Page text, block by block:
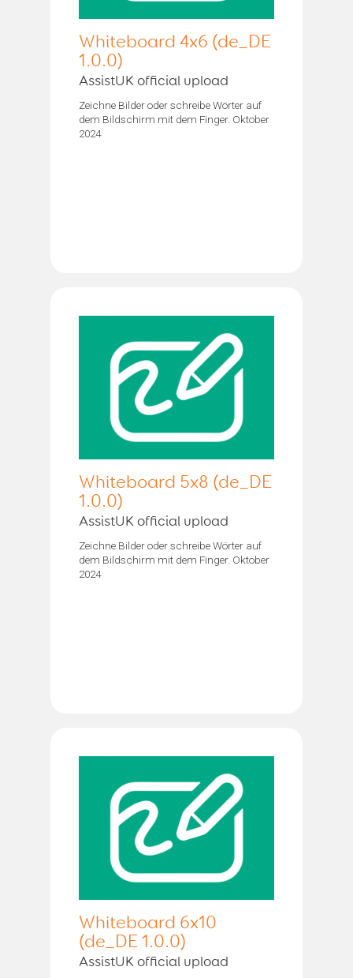
Whiteboard 4x6 (de_DE
1.0.0)
AssistUK official upload
Zeichne Bilder oder schreibe Wörter auf
dem Bildschirm mit dem Finger. Oktober
2024
Whiteboard 5x8 (de_DE
1.0.0)
AssistUK official upload
Zeichne Bilder oder schreibe Wörter auf
dem Bildschirm mit dem Finger. Oktober
2024
Whiteboard 6x10
(de_DE 1.0.0)
AssistUK official upload